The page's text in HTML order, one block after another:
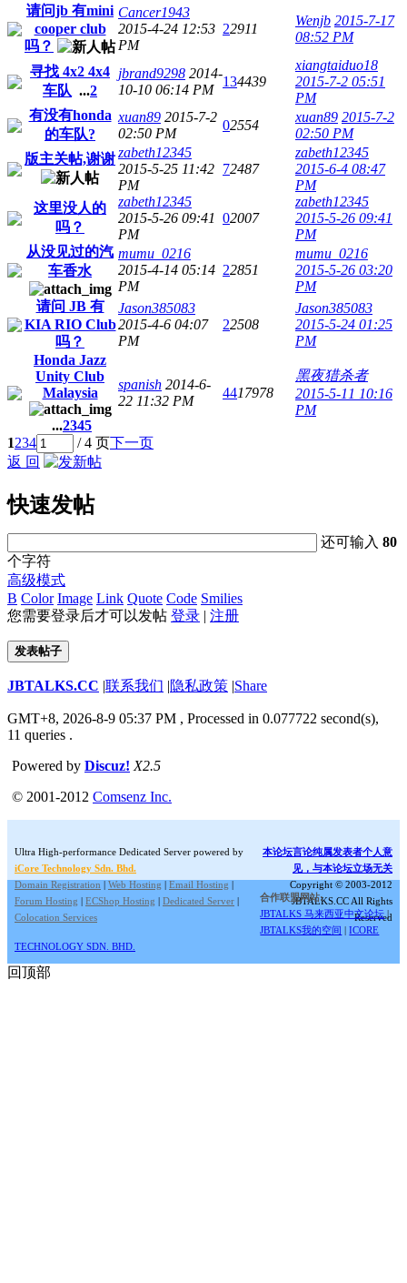
请问jb 有mini
cooper club
吗？
Cancer1943
2015-4-24 12:53
PM
22911
Wenjb 2015-7-17
08:52 PM
寻找 4x2 4x4
车队 ...2
jbrand9298 2014-
10-10 06:14 PM
134439
xiangtaiduo18
2015-7-2 05:51
PM
有没有honda
的车队?
xuan89 2015-7-2
02:50 PM
02554
xuan89 2015-7-2
02:50 PM
版主关帖,谢谢zabeth12345
2015-5-25 11:42
PM
72487
zabeth12345
2015-6-4 08:47
PM
这里没人的
吗？
zabeth12345
2015-5-26 09:41
PM
02007
zabeth12345
2015-5-26 09:41
PM
从没见过的汽
车香水
mumu_0216
2015-4-14 05:14
PM
22851
mumu_0216
2015-5-26 03:20
PM
请问 JB 有
KIA RIO Club
吗？
Jason385083
2015-4-6 04:07
PM
22508
Jason385083
2015-5-24 01:25
PM
Honda Jazz
Unity Club
Malaysia
...2345
spanish 2014-6-
22 11:32 PM
4417978
黑夜猎杀者
2015-5-11 10:16
PM
1234 / 4 页下一页
返 回
快速发帖
还可输入80
个字符
高级模式
B Color Image Link Quote Code Smilies
您需要登录后才可以发帖 登录 | 注册
发表帖子
JBTALKS.CC |联系我们 |隐私政策 |Share
GMT+8, 2026-8-9 05:37 PM , Processed in 0.077722 second(s),
11 queries .
Powered by Discuz! X2.5
© 2001-2012 Comsenz Inc.
Ultra High-performance Dedicated Server powered by
iCore Technology Sdn. Bhd.
Domain Registration | Web Hosting | Email Hosting |
Forum Hosting | ECShop Hosting | Dedicated Server |
Colocation Services
本论坛言论纯属发表者个人意
见，与本论坛立场无关
Copyright © 2003-2012
JBTALKS.CC All Rights
Reserved
合作联盟网站:
JBTALKS 马来西亚中文论坛 |
JBTALKS我的空间 |ICORE
TECHNOLOGY SDN. BHD.
回顶部